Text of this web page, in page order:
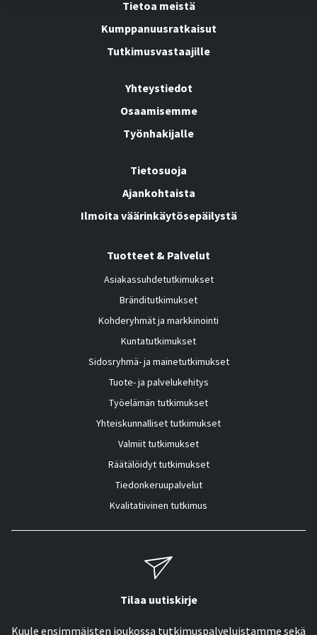
Tietoa meistä
Kumppanuusratkaisut
Tutkimusvastaajille
Yhteystiedot
Osaamisemme
Työnhakijalle
Tietosuoja
Ajankohtaista
Ilmoita väärinkäytösepäilystä
Tuotteet & Palvelut
Asiakassuhdetutkimukset
Bränditutkimukset
Kohderyhmät ja markkinointi
Kuntatutkimukset
Sidosryhmä- ja mainetutkimukset
Tuote- ja palvelukehitys
Työelämän tutkimukset
Yhteiskunnalliset tutkimukset
Valmiit tutkimukset
Räätälöidyt tutkimukset
Tiedonkeruupalvelut
Kvalitatiivinen tutkimus
Tilaa uutiskirje
Kuule ensimmäisten joukossa tutkimuspalveluistamme sekä